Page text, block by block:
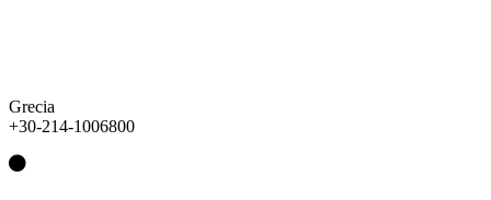
Grecia
+30-214-1006800